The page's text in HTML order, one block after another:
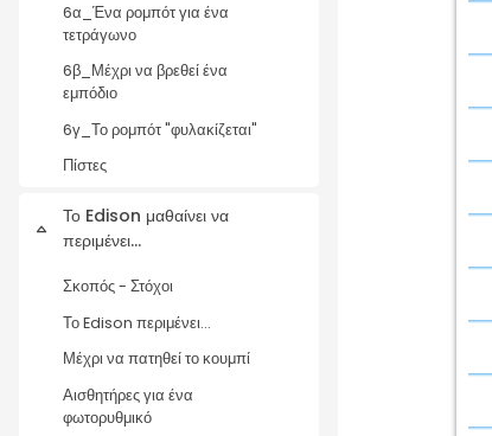
6α_Ένα ρομπότ για ένα
τετράγωνο
6β_Μέχρι να βρεθεί ένα
εμπόδιο
6γ_Το ρομπότ "φυλακίζεται"
Πίστες
Collapse
Το Edison μαθαίνει να
περιμένει...
Σκοπός - Στόχοι
Το Edison περιμένει...
Μέχρι να πατηθεί το κουμπί
Αισθητήρες για ένα
φωτορυθμικό